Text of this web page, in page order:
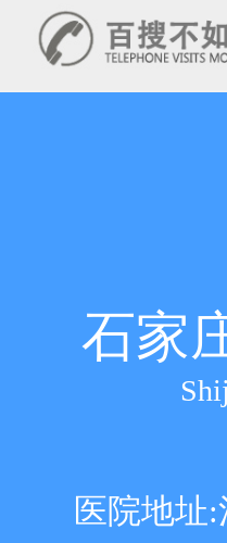
石家
医院地址